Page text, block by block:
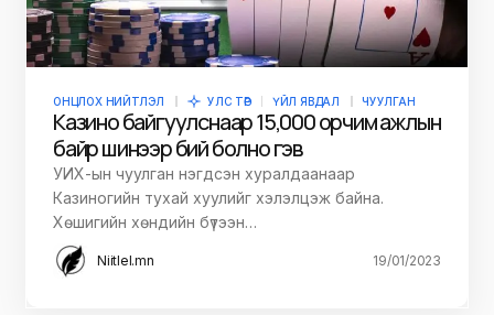
ОНЦЛОХ НИЙТЛЭЛ УЛС ТӨР ҮЙЛ ЯВДАЛ ЧУУЛГАН
Казино байгуулснаар 15,000 орчим ажлын
байр шинээр бий болно гэв
УИХ-ын чуулган нэгдсэн хуралдаанаар
Казиногийн тухай хуулийг хэлэлцэж байна.
Хөшигийн хөндийн бүтээн…
Niitlel.mn 19/01/2023